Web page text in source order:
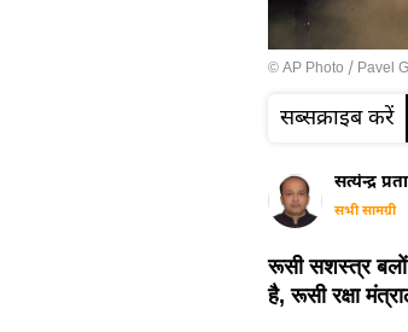
© AP Photo / Pavel
सब्सक्राइब करें
सत्येन्द्र
सभी सामग्री
रूसी सशस्त्र बलों
है, रूसी रक्षा